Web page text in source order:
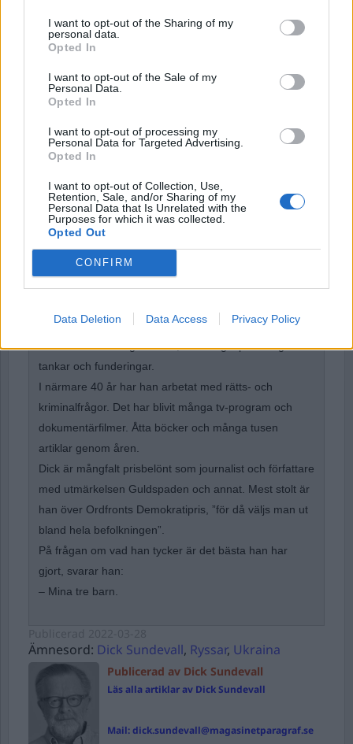
I want to opt-out of the Sharing of my
personal data.
Opted In
I want to opt-out of the Sale of my
Personal Data.
Opted In
I want to opt-out of processing my
Personal Data for Targeted Advertising.
Opted In
I want to opt-out of Collection, Use,
Retention, Sale, and/or Sharing of my
Personal Data that Is Unrelated with the
Purposes for which it was collected.
Opted Out
CONFIRM
Data Deletion Data Access Privacy Policy
Password
Remember Me
Forgot Password
Stöd Para§rafs bevakning av rättssäkerheten
ansvariga utgivare men hans krönikor och
debattartiklar är inga ledare, utan högst personliga
tankar och funderingar.
I närmare 40 år har han arbetat med rätts- och
kriminalfrågor. Det har blivit många tv-program och
dokumentärfilmer. Åtta böcker och många tusen
artiklar genom åren.
Dick är mångfalt prisbelönt som journalist och författare
med utmärkelsen Guldspaden och annat. Mest stolt är
han över Ordfronts Demokratipris, ”för då väljs man ut
bland hela befolkningen”.
På frågan om vad han tycker är det bästa han har
gjort, svarar han:
– Mina tre barn.
Ämnesord: Dick Sundevall, Ryssar, Ukraina
Publicerad av Dick Sundevall
Läs alla artiklar av Dick Sundevall
Mail:dick.sundevall@magasinetparagraf.se